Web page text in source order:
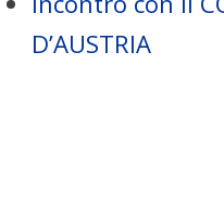
D’AUSTRIA